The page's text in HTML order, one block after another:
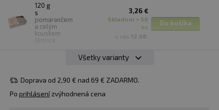
120 g
s
pomarančem
a celým
kouskem
3,26 €
skladom > 50
ks
u vás 12.08.
Do košíka
rajčetem a
papričkou
Všetky varianty
Doprava od 2,90 € nad 69 € ZADARMO.
Po prihlásenízvýhodnená cena